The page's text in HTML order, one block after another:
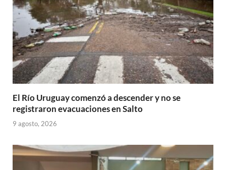
El Río Uruguay comenzó a descender y no se
registraron evacuaciones en Salto
9 agosto, 2026